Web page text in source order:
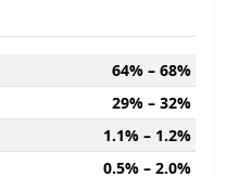
64% – 68%
29% – 32%
1.1% – 1.2%
0.5% – 2.0%